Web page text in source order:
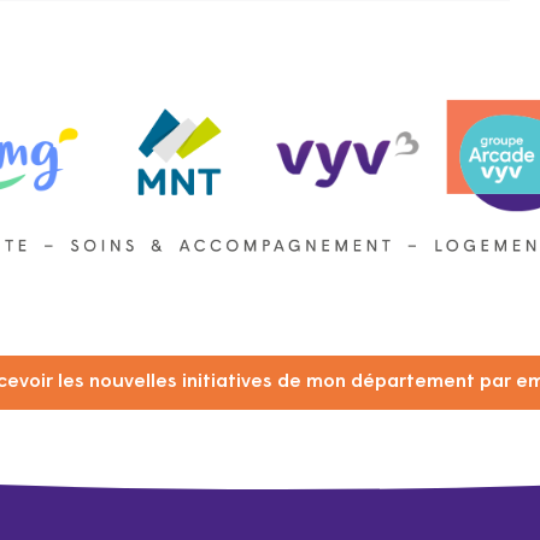
les nouvelles initiatives de mon département par